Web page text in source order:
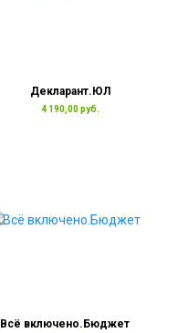
Декларант.ЮЛ
4 190,00 руб.
Всё включено.Бюджет